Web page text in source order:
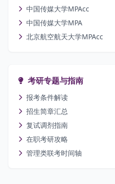
中国传媒大学MPAcc
中国传媒大学MPA
北京航空航天大学MPAcc
考研专题与指南
报考条件解读
招生简章汇总
复试调剂指南
在职考研攻略
管理类联考时间轴